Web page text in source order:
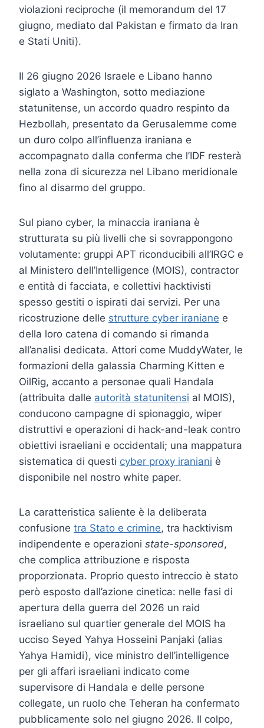
violazioni reciproche (il memorandum del 17
giugno, mediato dal Pakistan e firmato da Iran
e Stati Uniti).
Il 26 giugno 2026 Israele e Libano hanno
siglato a Washington, sotto mediazione
statunitense, un accordo quadro respinto da
Hezbollah, presentato da Gerusalemme come
un duro colpo all’influenza iraniana e
accompagnato dalla conferma che l’IDF resterà
nella zona di sicurezza nel Libano meridionale
fino al disarmo del gruppo.
Sul piano cyber, la minaccia iraniana è
strutturata su più livelli che si sovrappongono
volutamente: gruppi APT riconducibili all’IRGC e
al Ministero dell’Intelligence (MOIS), contractor
e entità di facciata, e collettivi hacktivisti
spesso gestiti o ispirati dai servizi. Per una
ricostruzione delle strutture cyber iraniane e
della loro catena di comando si rimanda
all’analisi dedicata. Attori come MuddyWater, le
formazioni della galassia Charming Kitten e
OilRig, accanto a personae quali Handala
(attribuita dalle autorità statunitensi al MOIS),
conducono campagne di spionaggio, wiper
distruttivi e operazioni di hack-and-leak contro
obiettivi israeliani e occidentali; una mappatura
sistematica di questi cyber proxy iraniani è
disponibile nel nostro white paper.
La caratteristica saliente è la deliberata
confusione tra Stato e crimine, tra hacktivism
indipendente e operazioni state-sponsored,
che complica attribuzione e risposta
proporzionata. Proprio questo intreccio è stato
però esposto dall’azione cinetica: nelle fasi di
apertura della guerra del 2026 un raid
israeliano sul quartier generale del MOIS ha
ucciso Seyed Yahya Hosseini Panjaki (alias
Yahya Hamidi), vice ministro dell’intelligence
per gli affari israeliani indicato come
supervisore di Handala e delle persone
collegate, un ruolo che Teheran ha confermato
pubblicamente solo nel giugno 2026. Il colpo,